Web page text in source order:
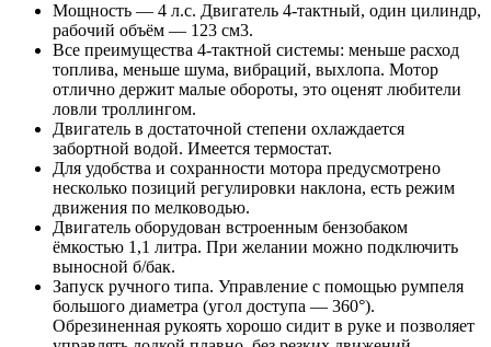
Мощность — 4 л.с. Двигатель 4-тактный, один цилиндр,
рабочий объём — 123 см3.
Все преимущества 4-тактной системы: меньше расход
топлива, меньше шума, вибраций, выхлопа. Мотор
отлично держит малые обороты, это оценят любители
ловли троллингом.
Двигатель в достаточной степени охлаждается
забортной водой. Имеется термостат.
Для удобства и сохранности мотора предусмотрено
несколько позиций регулировки наклона, есть режим
движения по мелководью.
Двигатель оборудован встроенным бензобаком
ёмкостью 1,1 литра. При желании можно подключить
выносной б/бак.
Запуск ручного типа. Управление с помощью румпеля
большого диаметра (угол доступа — 360°).
Обрезиненная рукоять хорошо сидит в руке и позволяет